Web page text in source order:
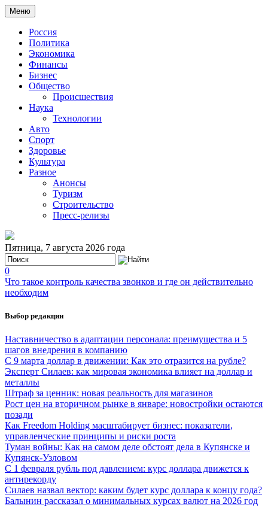
Меню
Россия
Политика
Экономика
Финансы
Бизнес
Общество
Происшествия
Наука
Технологии
Авто
Спорт
Здоровье
Культура
Разное
Анонсы
Туризм
Строительство
Пресс-релизы
Пятница, 7 августа 2026 года
0
Что такое контроль качества звонков и где он действительно
необходим
Выбор редакции
Наставничество в адаптации персонала: преимущества и 5
шагов внедрения в компанию
С 9 марта доллар в движении: Как это отразится на рубле?
Эксперт Силаев: как мировая экономика влияет на доллар и
металлы
Штраф за ценник: новая реальность для магазинов
Рост цен на вторичном рынке в январе: новостройки остаются
позади
Как Freedom Holding масштабирует бизнес: показатели,
управленческие принципы и риски роста
Туман войны: Как на самом деле обстоят дела в Купянске и
Купянск-Узловом
С 1 февраля рубль под давлением: курс доллара движется к
антирекорду
Силаев назвал вектор: каким будет курс доллара к концу года?
Балынин рассказал о минимальных курсах валют на 2026 год